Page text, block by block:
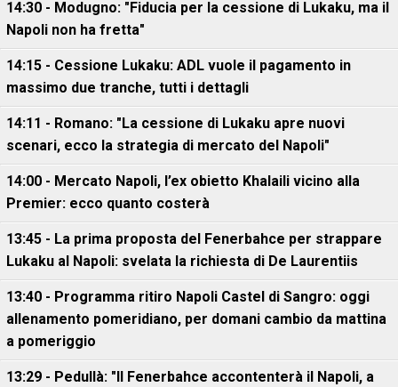
14:30 - Modugno: "Fiducia per la cessione di Lukaku, ma il
Napoli non ha fretta"
14:15 - Cessione Lukaku: ADL vuole il pagamento in
massimo due tranche, tutti i dettagli
14:11 - Romano: "La cessione di Lukaku apre nuovi
scenari, ecco la strategia di mercato del Napoli"
14:00 - Mercato Napoli, l’ex obietto Khalaili vicino alla
Premier: ecco quanto costerà
13:45 - La prima proposta del Fenerbahce per strappare
Lukaku al Napoli: svelata la richiesta di De Laurentiis
13:40 - Programma ritiro Napoli Castel di Sangro: oggi
allenamento pomeridiano, per domani cambio da mattina
a pomeriggio
13:29 - Pedullà: "Il Fenerbahce accontenterà il Napoli, a